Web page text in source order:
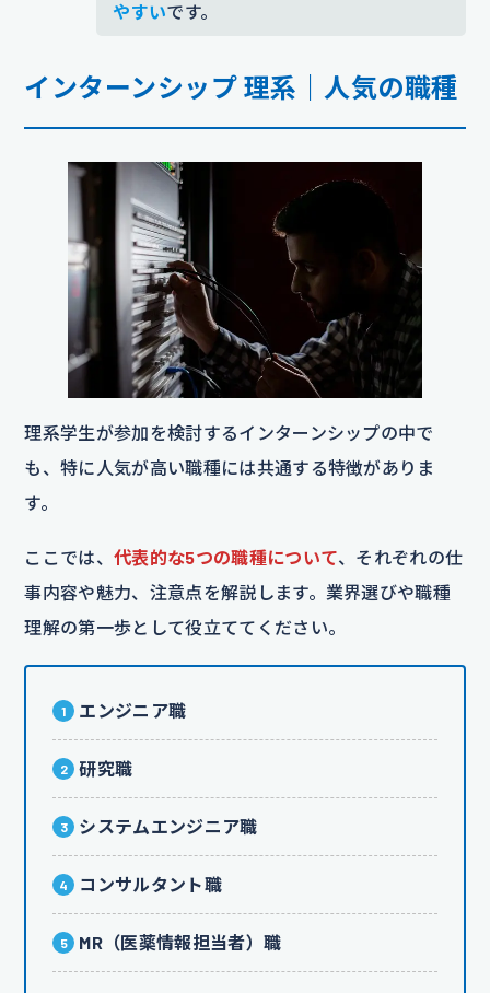
やすいです。
インターンシップ 理系｜人気の職種
理系学生が参加を検討するインターンシップの中で
も、特に人気が高い職種には共通する特徴がありま
す。
ここでは、 代表的な5つの職種について、それぞれの仕
事内容や魅力、注意点を解説します。業界選びや職種
理解の第一歩として役立ててください。
エンジニア職
研究職
システムエンジニア職
コンサルタント職
MR（医薬情報担当者）職